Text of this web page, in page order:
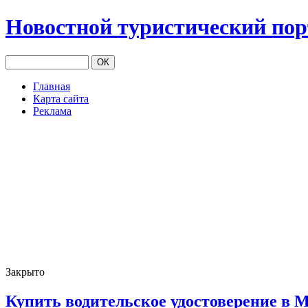
Новостной туристический
Главная
Карта сайта
Реклама
Закрыто
Купить водительское удостоверение в